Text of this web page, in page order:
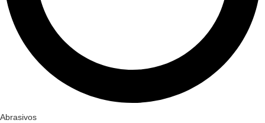
Abrasivos